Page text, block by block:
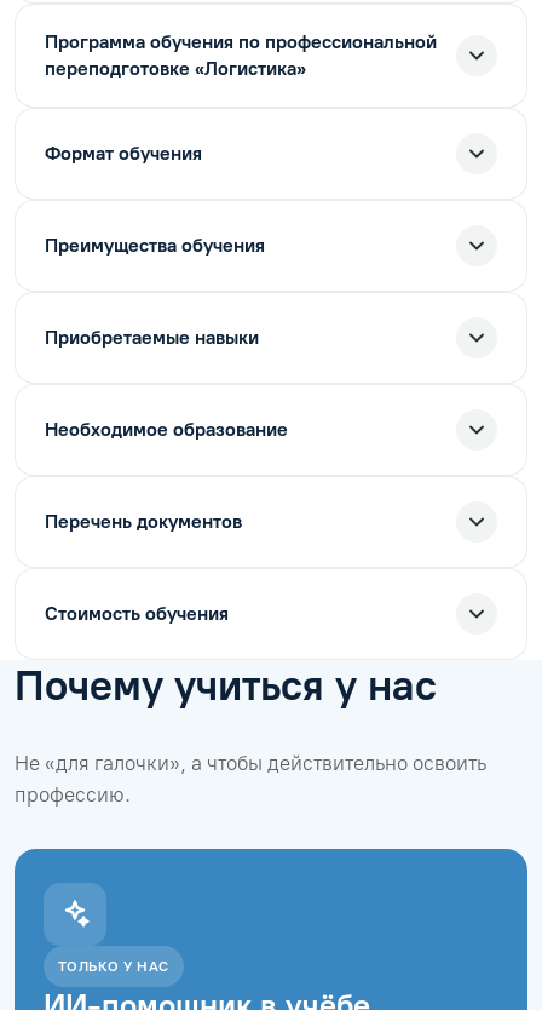
Программа обучения по профессиональной
переподготовке «Логистика»
Формат обучения
Преимущества обучения
Приобретаемые навыки
Необходимое образование
Перечень документов
Стоимость обучения
Почему учиться у нас
Не «для галочки», а чтобы действительно освоить
профессию.
ТОЛЬКО У НАС